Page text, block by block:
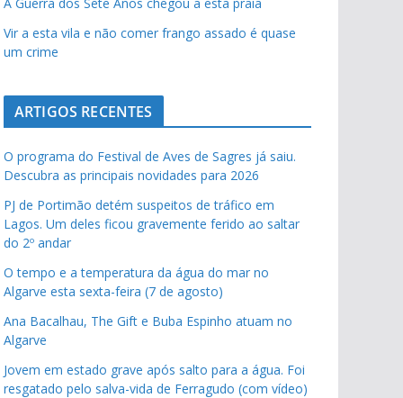
Vir a esta vila e não comer frango assado é quase
um crime
ARTIGOS RECENTES
O programa do Festival de Aves de Sagres já saiu.
Descubra as principais novidades para 2026
PJ de Portimão detém suspeitos de tráfico em
Lagos. Um deles ficou gravemente ferido ao saltar
do 2º andar
O tempo e a temperatura da água do mar no
Algarve esta sexta-feira (7 de agosto)
Ana Bacalhau, The Gift e Buba Espinho atuam no
Algarve
Jovem em estado grave após salto para a água. Foi
resgatado pelo salva-vida de Ferragudo (com vídeo)